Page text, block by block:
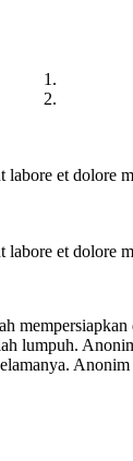
et dolore
et dolore
lumpuh.
Anonim